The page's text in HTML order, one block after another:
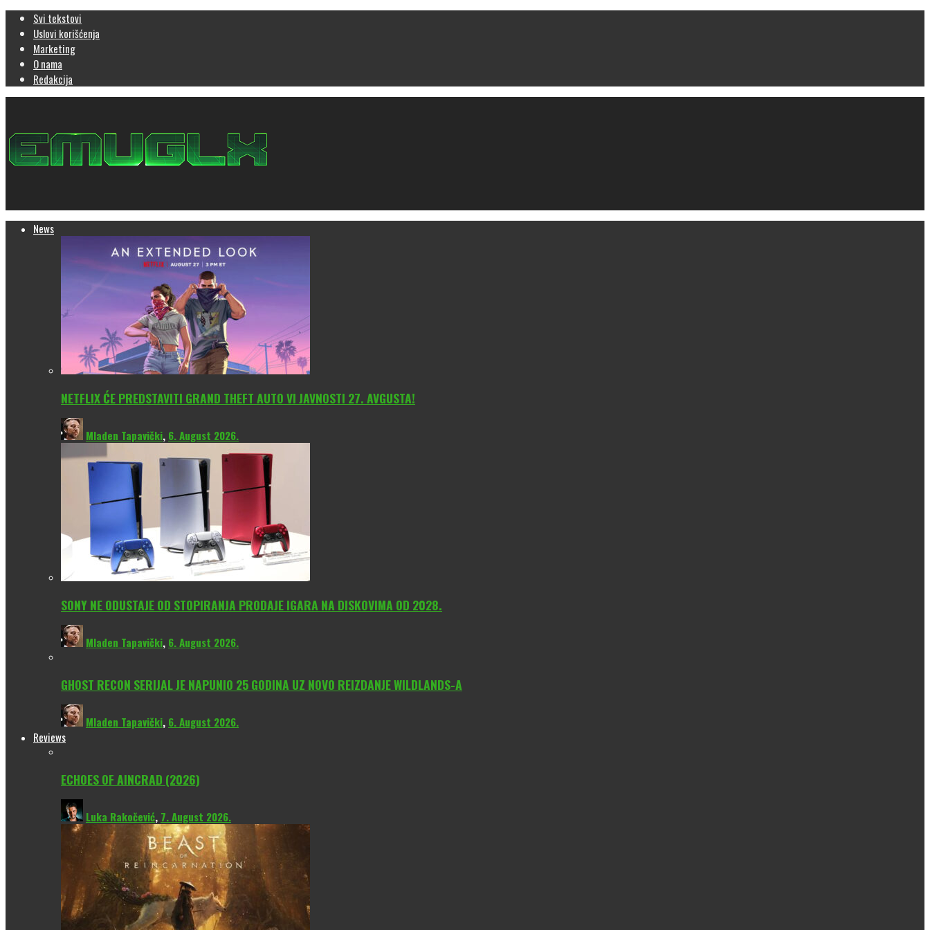
Svi tekstovi
Uslovi korišćenja
Marketing
O nama
Redakcija
News
NETFLIX ĆE PREDSTAVITI GRAND THEFT AUTO VI JAVNOSTI 27. AVGUSTA!
Mladen Tapavički, 6. August 2026.
SONY NE ODUSTAJE OD STOPIRANJA PRODAJE IGARA NA DISKOVIMA OD 2028.
Mladen Tapavički, 6. August 2026.
GHOST RECON SERIJAL JE NAPUNIO 25 GODINA UZ NOVO REIZDANJE WILDLANDS-A
Mladen Tapavički, 6. August 2026.
Reviews
ECHOES OF AINCRAD (2026)
Luka Rakočević, 7. August 2026.